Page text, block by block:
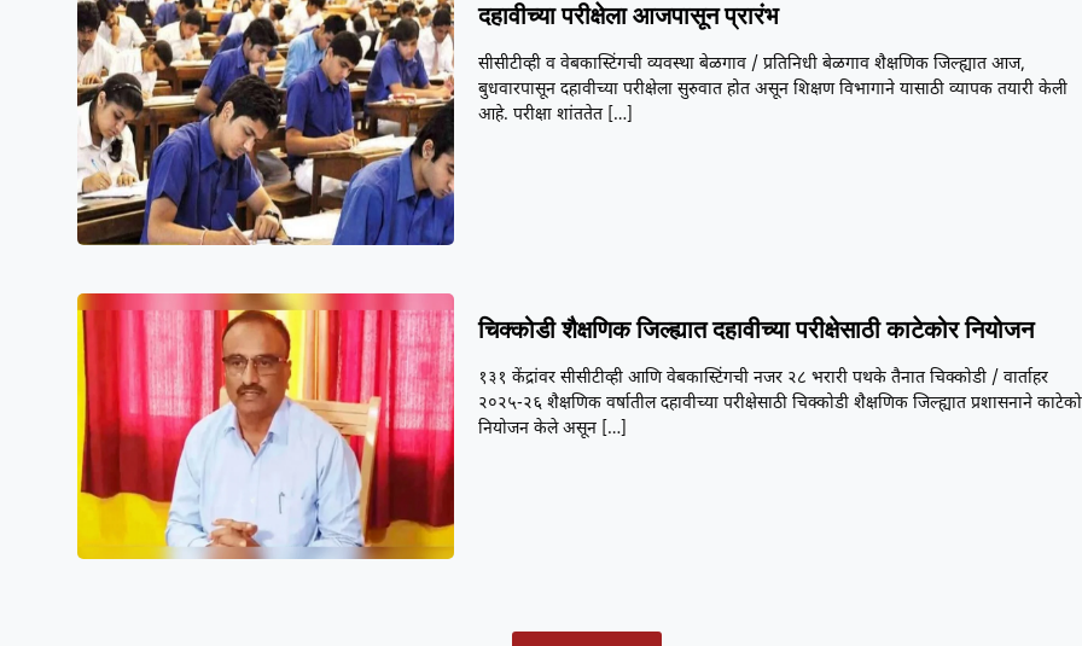
दहावीच्या परीक्षेला आजपासून प्रारंभ
सीसीटीव्ही व वेबकास्टिंगची व्यवस्था बेळगाव / प्रतिनिधी बेळगाव शैक्षणिक जिल्ह्यात आज,
बुधवारपासून दहावीच्या परीक्षेला सुरुवात होत असून शिक्षण विभागाने यासाठी व्यापक तयारी केली
आहे. परीक्षा शांततेत[…]
चिक्कोडी शैक्षणिक जिल्ह्यात दहावीच्या परीक्षेसाठी काटेकोर नियोजन
१३१ केंद्रांवर सीसीटीव्ही आणि वेबकास्टिंगची नजर २८ भरारी पथके तैनात चिक्कोडी / वार्ताहर
२०२५-२६ शैक्षणिक वर्षातील दहावीच्या परीक्षेसाठी चिक्कोडी शैक्षणिक जिल्ह्यात प्रशासनाने
नियोजन केले असून […]